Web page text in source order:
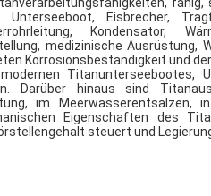
Eisbrecher,
Kondensator,
medizinische
Korrosionsbeständigkeit und
Titanunterseebootes,
Darüber hinaus sind
im
Eigenschaften des
steuert und